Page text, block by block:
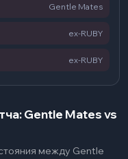
Gentle Mates
ex-RUBY
ex-RUBY
Gentle Mates vs
между Gentle